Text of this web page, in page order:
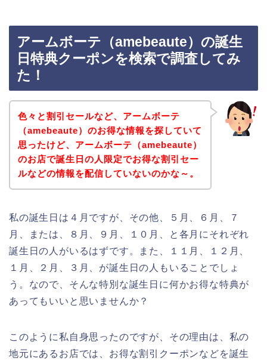
アームボーテ（amebeaute）の誕生
日特典クーポンを検索で調査してみ
た！
色々と割引セールなど、アームボーテ
（amebeaute）のお得な情報を探していて
思ったけど、アームボーテ（amebeaute）
のお店で誕生日の人限定でお得な割引セー
ルなどの情報を配信していないのかな～。
私の誕生日は４月ですが、その他、５月、６月、７
月、または、８月、９月、１０月、と各月にそれぞれ
誕生日の人がいるはずです。また、１１月、１２月、
１月、２月、３月、が誕生日の人もいることでしょ
う。なので、そんな特別な誕生日に何かお得な特典が
あってもいいと思いませんか？
このように私自身思ったのですが、その理由は、私の
地元にあるお店では、お得な割引クーポンなどを誕生